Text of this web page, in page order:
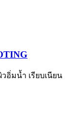
อิ่มน้ำ เรียบเนียน